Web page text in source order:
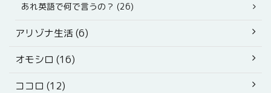
あれ英語で何で言うの？ (26)
アリゾナ生活 (6)
オモシロ (16)
ココロ (12)